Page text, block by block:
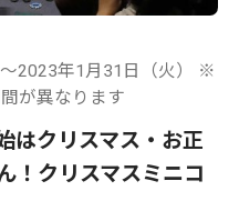
2023年1月31日（火） ※
が異なります
はクリスマス・お正
！クリスマスミニコ